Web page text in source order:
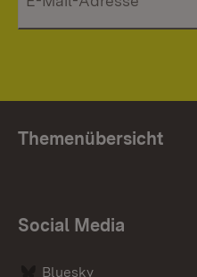
Themenübersicht
Social Media
Bluesky